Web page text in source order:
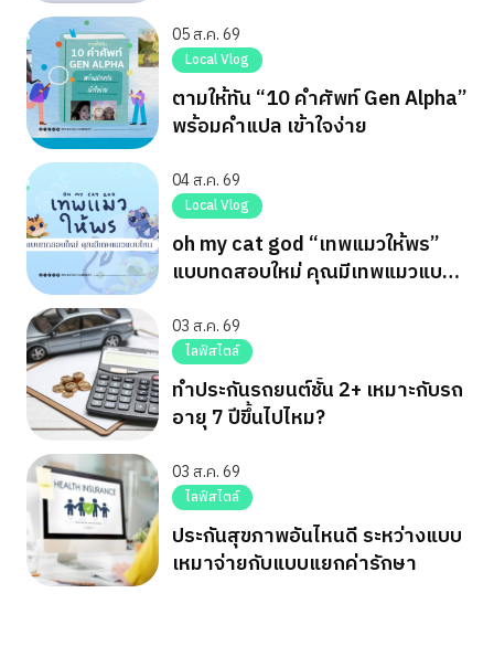
05 ส.ค. 69
Local Vlog
ตามให้ทัน “10 คำศัพท์ Gen Alpha”
พร้อมคำแปล เข้าใจง่าย
04 ส.ค. 69
Local Vlog
oh my cat god “เทพแมวให้พร”
แบบทดสอบใหม่ คุณมีเทพแมวแบบ
03 ส.ค. 69
ไลฟ์สไตล์
ทำประกันรถยนต์ชั้น 2+ เหมาะกับรถ
อายุ 7 ปีขึ้นไปไหม?
03 ส.ค. 69
ไลฟ์สไตล์
ประกันสุขภาพอันไหนดี ระหว่างแบบ
เหมาจ่ายกับแบบแยกค่ารักษา